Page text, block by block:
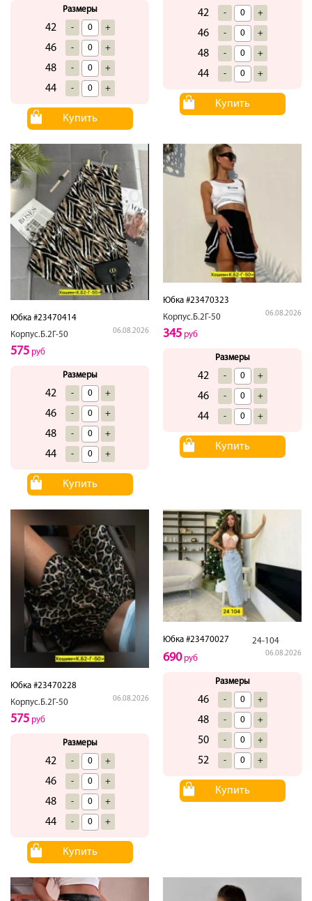
Размеры
42 - +
46 - +
48 - +
44 - +
Купить
42 - +
46 - +
48 - +
44 - +
Купить
Юбка #23470414
Корпус.Б.2Г-50
06.08.2026
575 руб
Размеры
42 - +
46 - +
48 - +
44 - +
Купить
Юбка #23470323
Корпус.Б.2Г-50
06.08.2026
345 руб
Размеры
42 - +
46 - +
44 - +
Купить
Юбка #23470228
Корпус.Б.2Г-50
06.08.2026
575 руб
Размеры
42 - +
46 - +
48 - +
44 - +
Купить
Юбка #23470027 24-104
06.08.2026
690руб
Размеры
46 - +
48 - +
50 - +
52 - +
Купить